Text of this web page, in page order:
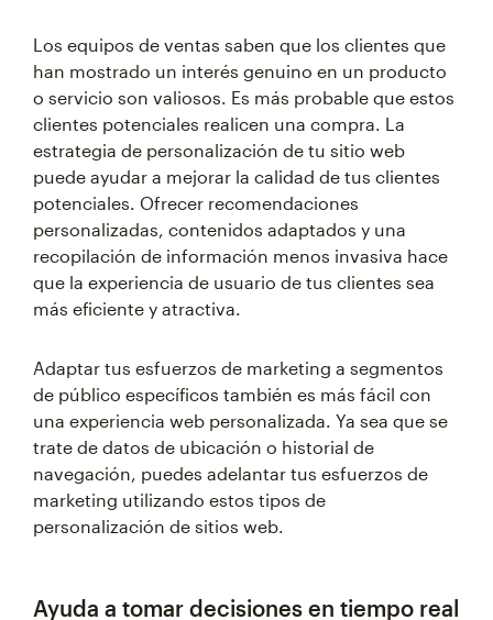
Los equipos de ventas saben que los clientes que
han mostrado un interés genuino en un producto
o servicio son valiosos. Es más probable que estos
clientes potenciales realicen una compra. La
estrategia de personalización de tu sitio web
puede ayudar a mejorar la calidad de tus clientes
potenciales. Ofrecer recomendaciones
personalizadas, contenidos adaptados y una
recopilación de información menos invasiva hace
que la experiencia de usuario de tus clientes sea
más eficiente y atractiva.
Adaptar tus esfuerzos de marketing a segmentos
de público específicos también es más fácil con
una experiencia web personalizada. Ya sea que se
trate de datos de ubicación o historial de
navegación, puedes adelantar tus esfuerzos de
marketing utilizando estos tipos de
personalización de sitios web.
Ayuda a tomar decisiones en tiempo real